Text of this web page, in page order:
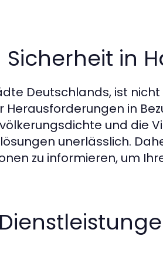
in
Deutschlands, ist
in
und die
unerlässlich.
zu informieren, um